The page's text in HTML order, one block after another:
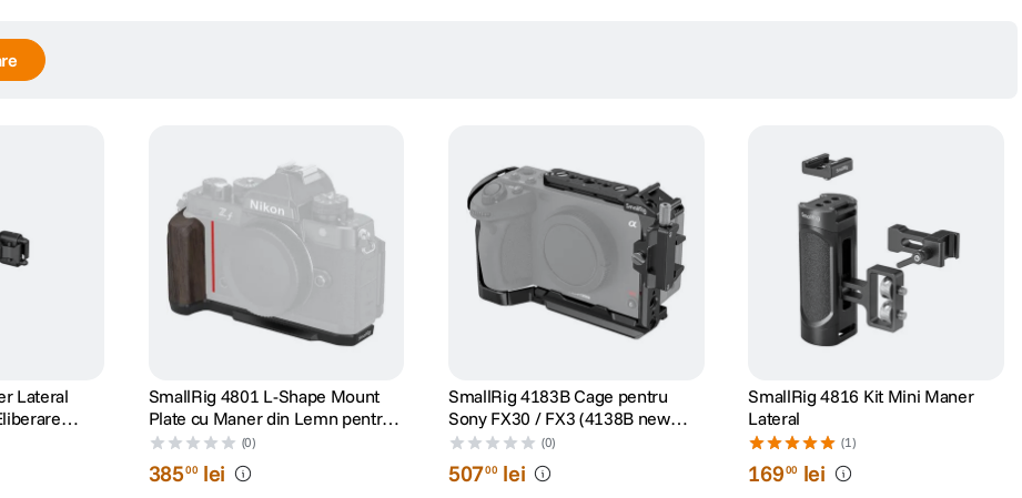
Lateral
SSD
SmallRig 4801 L-Shape Mount
Plate cu Maner din Lemn pentru
Nikon Z f
(0)
38500 lei
SmallRig 4183B Cage pentru
Sony FX30 / FX3 (4138B new
version)
(0)
50700 lei
SmallRig 4816 Kit Mini Maner
Lateral
(1)
16900 lei